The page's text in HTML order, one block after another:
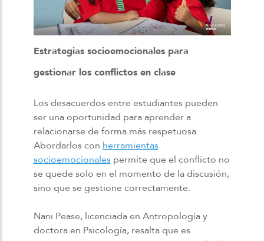
Estrategias socioemocionales para
gestionar los conflictos en clase
Los desacuerdos entre estudiantes pueden
ser una oportunidad para aprender a
relacionarse de forma más respetuosa.
Abordarlos conherramientas
socioemocionalespermite que el conflicto no
se quede solo en el momento de la discusión,
sino que se gestione correctamente.
Nani Pease, licenciada en Antropología y
doctora en Psicología, resalta que es